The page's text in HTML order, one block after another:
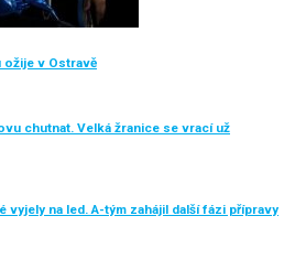
ožije v Ostravě
chutnat. Velká žranice se vrací už
na led. A-tým zahájil další fázi přípravy